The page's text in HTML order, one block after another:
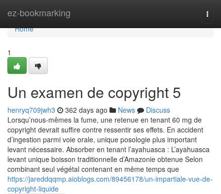
ez-bookmarking
Home
Home
1
Un examen de copyright 5
henryq709jwh3 362 days ago News
Discuss
Lorsqu’nous-mêmes la fume, une retenue en tenant 60 mg de
copyright devrait suffire contre ressentir ses effets. En accident
d’ingestion parmi voie orale, unique posologie plus important
levant nécessaire. Absorber en tenant l’ayahuasca : L’ayahuasca
levant unique boisson traditionnelle d’Amazonie obtenue Selon
combinant seul végétal contenant en même temps que
https://jareddqqmp.aioblogs.com/89456178/un-impartiale-vue-de-
copyright-liquide